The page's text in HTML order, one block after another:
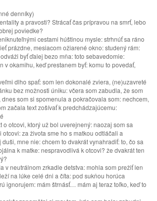
denníky)
a pravosti? Strácať čas prípravou na smrť, lebo
poviedke?
cestami húštinou mysle: strhnúť sa ráno
prázdne, mesiacom ožiarené okno: studený rám:
byť ďalej bezo mňa: toto sebavedomie:
v okamihu, keď prestanem byť: komu to povedať,
dlho spať: som len dokonalé zviera, (ne)uzavreté
bez možnosti úniku: včera som zabudla, že som
som si spomenula a pokračovala som: nechcem,
začala text zošívať k predchádzajúcemu:
o otcovi, ktorý už bol uverejnený: naozaj som sa
za života sme ho s matkou odtláčali a
mne nie: chcem to dvakrát vynahradiť: to, čo sa
k matke: nespravodlivá k otcovi? že dvakrát ten
v neutrálnom zrkadle detstva: mohla som prežiť len
na lúke celé dni a číta: pod sukňou horúca
ignorujem: mám štrnásť… mám aj teraz toľko, keď to